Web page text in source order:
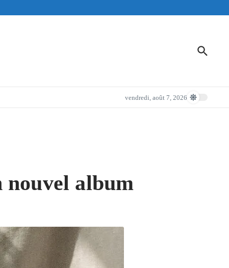
vendredi, août 7, 2026
nouvel album